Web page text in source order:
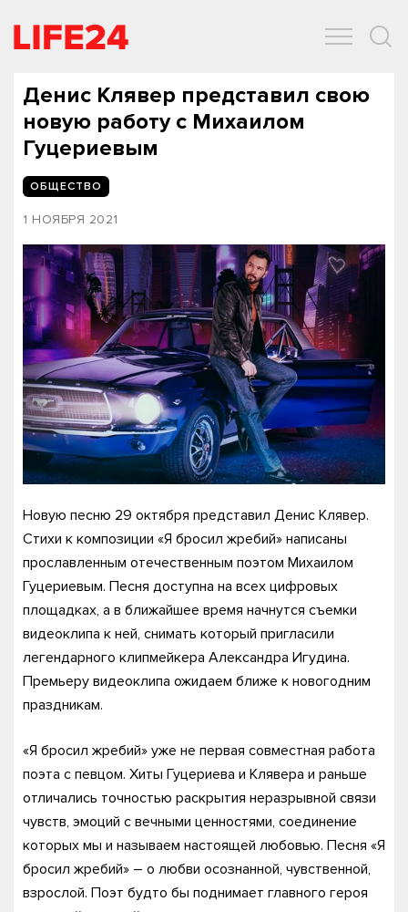
Денис Клявер представил свою
новую работу с Михаилом
Гуцериевым
ОБЩЕСТВО
1 НОЯБРЯ 2021
Новую песню 29 октября представил Денис Клявер.
Стихи к композиции «Я бросил жребий» написаны
прославленным отечественным поэтом Михаилом
Гуцериевым. Песня доступна на всех цифровых
площадках, а в ближайшее время начнутся съемки
видеоклипа к ней, снимать который пригласили
легендарного клипмейкера Александра Игудина.
Премьеру видеоклипа ожидаем ближе к новогодним
праздникам.
«Я бросил жребий» уже не первая совместная работа
поэта с певцом. Хиты Гуцериева и Клявера и раньше
отличались точностью раскрытия неразрывной связи
чувств, эмоций с вечными ценностями, соединение
которых мы и называем настоящей любовью. Песня «Я
бросил жребий» – о любви осознанной, чувственной,
взрослой. Поэт будто бы поднимает главного героя